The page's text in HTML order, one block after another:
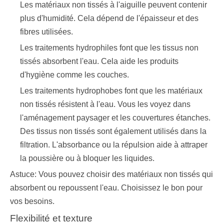
Les matériaux non tissés à l'aiguille peuvent contenir
plus d'humidité. Cela dépend de l'épaisseur et des
fibres utilisées.
Les traitements hydrophiles font que les tissus non
tissés absorbent l'eau. Cela aide les produits
d'hygiène comme les couches.
Les traitements hydrophobes font que les matériaux
non tissés résistent à l'eau. Vous les voyez dans
l'aménagement paysager et les couvertures étanches.
Des tissus non tissés sont également utilisés dans la
filtration. L'absorbance ou la répulsion aide à attraper
la poussière ou à bloquer les liquides.
Astuce: Vous pouvez choisir des matériaux non tissés qui
absorbent ou repoussent l'eau. Choisissez le bon pour
vos besoins.
Flexibilité et texture